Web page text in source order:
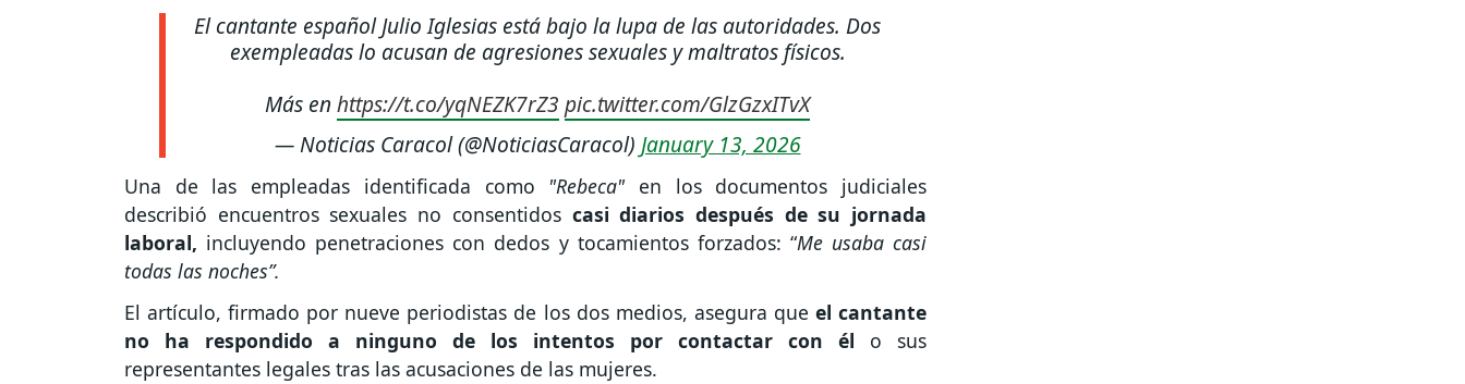
El cantante español Julio Iglesias está bajo la lupa de las autoridades. Dos
exempleadas lo acusan de agresiones sexuales y maltratos físicos.
Más en https://t.co/yqNEZK7rZ3 pic.twitter.com/GlzGzxITvX
— Noticias Caracol (@NoticiasCaracol) January 13, 2026
Una de las empleadas identificada como "Rebeca" en los documentos judiciales
describió encuentros sexuales no consentidoscasi diarios después de su jornada
laboral, incluyendo penetraciones con dedos y tocamientos forzados: “Me usaba casi
todas las noches”.
El artículo, firmado por nueve periodistas de los dos medios, asegura que el cantante
no ha respondido a ninguno de los intentos por contactar con él o sus
representantes legales tras las acusaciones de las mujeres.